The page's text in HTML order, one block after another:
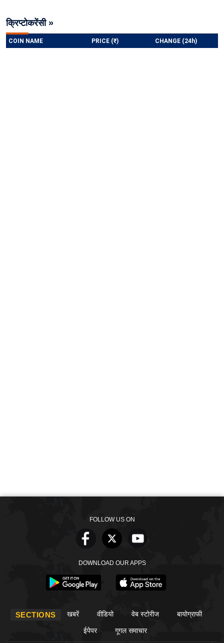
क्रिप्टोकरेंसी »
FOLLOW US ON
DOWNLOAD OUR APPS
SECTIONS खबरें वीडियो वेब स्टोरीज बायोग्राफी
ईपेपर गूगल समाचार